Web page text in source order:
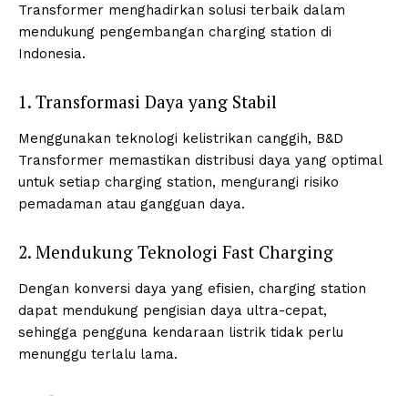
Transformer menghadirkan solusi terbaik dalam
mendukung pengembangan charging station di
Indonesia.
1. Transformasi Daya yang Stabil
Menggunakan teknologi kelistrikan canggih, B&D
Transformer memastikan distribusi daya yang optimal
untuk setiap charging station, mengurangi risiko
pemadaman atau gangguan daya.
2. Mendukung Teknologi Fast Charging
Dengan konversi daya yang efisien, charging station
dapat mendukung pengisian daya ultra-cepat,
sehingga pengguna kendaraan listrik tidak perlu
menunggu terlalu lama.